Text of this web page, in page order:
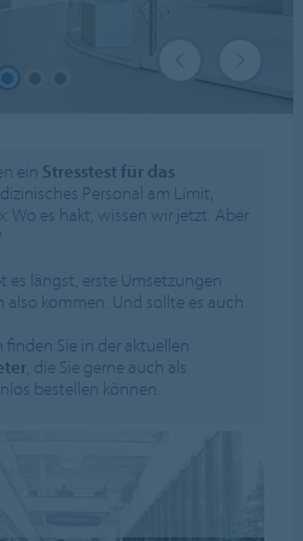
ein Stresstest für das
Personal am Limit,
Wo es hakt, wissen wir jetzt. Aber
es längst, erste Umsetzungen
also kommen. Und sollte es auch.
Sie in der aktuellen
, die Sie gerne auch als
bestellen können.